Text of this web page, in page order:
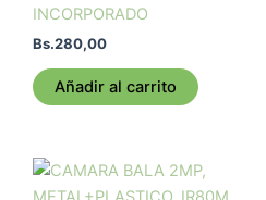
INCORPORADO
Bs.280,00
Añadir al carrito